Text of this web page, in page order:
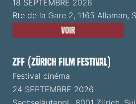
18 SEPTEMBRE 2026
Rte de la Gare 2, 1165 Allaman,
Voir
ZFF (Zürich Film Festival)
Festival cinéma
24 SEPTEMBRE 2026